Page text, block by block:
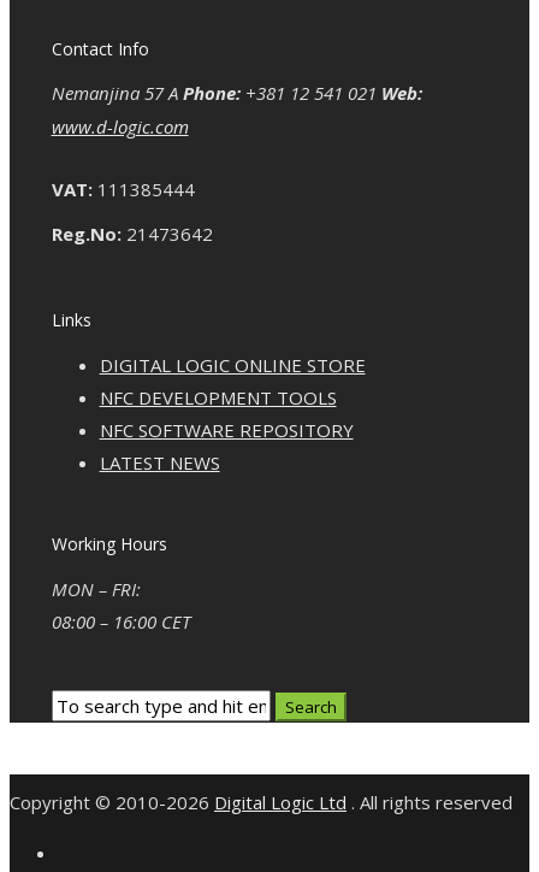
Contact Info
Nemanjina 57 A Phone:+381 12 541 021 Web:
www.d-logic.com
VAT:111385444
Reg.No:21473642
Links
DIGITAL LOGIC ONLINE STORE
NFC DEVELOPMENT TOOLS
NFC SOFTWARE REPOSITORY
LATEST NEWS
Working Hours
MON – FRI:
08:00 – 16:00 CET
Copyright © 2010-2026 Digital Logic Ltd . All rights reserved